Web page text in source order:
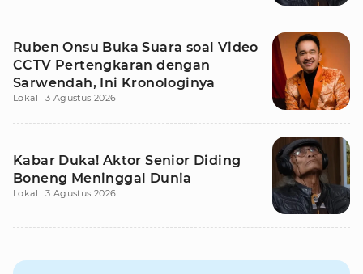
Ruben Onsu Buka Suara soal Video
CCTV Pertengkaran dengan
Sarwendah, Ini Kronologinya
Lokal 3 Agustus 2026
Kabar Duka! Aktor Senior Diding
Boneng Meninggal Dunia
Lokal 3 Agustus 2026